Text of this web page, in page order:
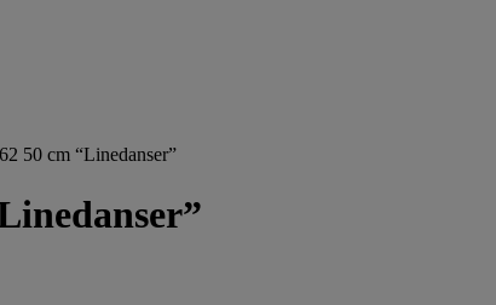
50 cm “Linedanser”